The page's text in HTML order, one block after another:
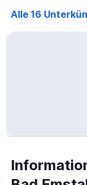
Diagramm
Das
hat
1
Y-
Alle 16